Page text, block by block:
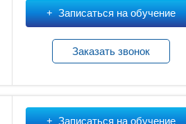
Записаться на обучение
Заказать звонок
Записаться на обучение